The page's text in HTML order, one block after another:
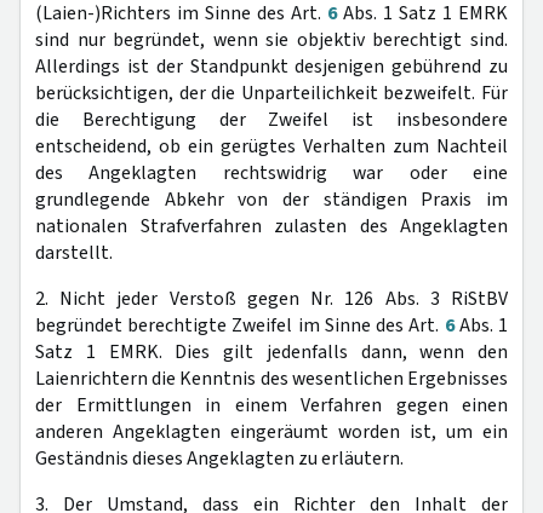
(Laien-)Richters im Sinne des Art. 6Abs. 1 Satz 1 EMRK
sind nur begründet, wenn sie objektiv berechtigt sind.
Allerdings ist der Standpunkt desjenigen gebührend zu
berücksichtigen, der die Unparteilichkeit bezweifelt. Für
die Berechtigung der Zweifel ist insbesondere
entscheidend, ob ein gerügtes Verhalten zum Nachteil
des Angeklagten rechtswidrig war oder eine
grundlegende Abkehr von der ständigen Praxis im
nationalen Strafverfahren zulasten des Angeklagten
darstellt.
2. Nicht jeder Verstoß gegen Nr. 126 Abs. 3 RiStBV
begründet berechtigte Zweifel im Sinne des Art. 6Abs. 1
Satz 1 EMRK. Dies gilt jedenfalls dann, wenn den
Laienrichtern die Kenntnis des wesentlichen Ergebnisses
der Ermittlungen in einem Verfahren gegen einen
anderen Angeklagten eingeräumt worden ist, um ein
Geständnis dieses Angeklagten zu erläutern.
3. Der Umstand, dass ein Richter den Inhalt der